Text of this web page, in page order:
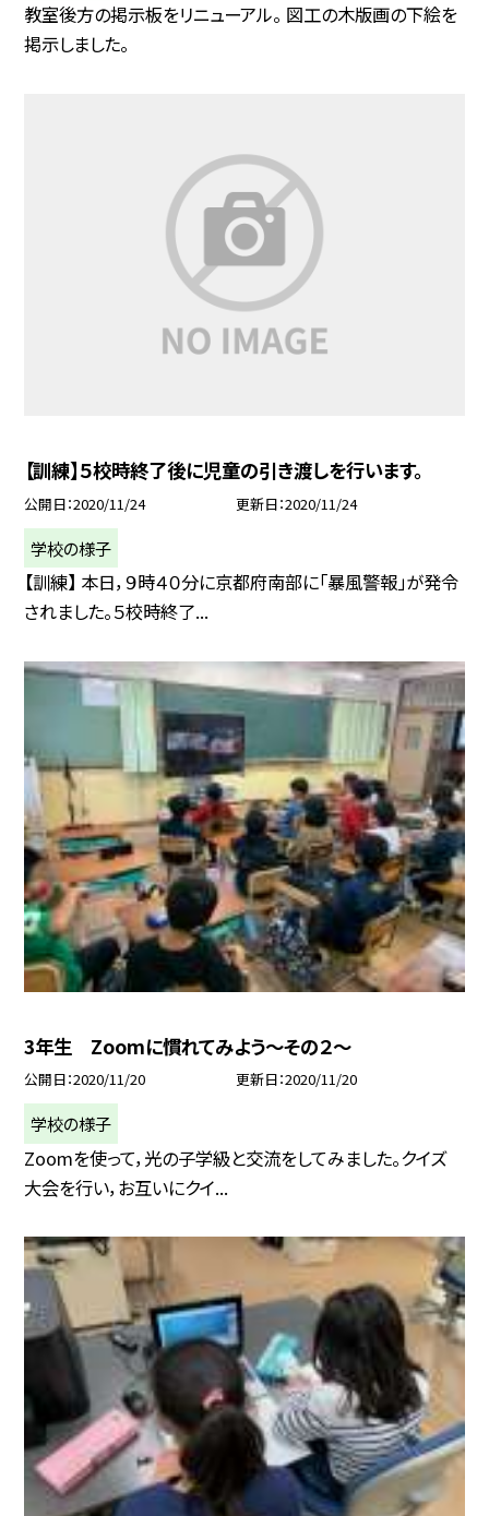
教室後方の掲示板をリニューアル。 図工の木版画の下絵を
掲示しました。
【訓練】５校時終了後に児童の引き渡しを行います。
公開日 2020/11/24 更新日 2020/11/24
学校の様子
【訓練】 本日，９時４０分に京都府南部に「暴風警報」が発令
されました。５校時終了...
3年生 Zoomに慣れてみよう〜その２〜
公開日 2020/11/20 更新日 2020/11/20
学校の様子
Zoomを使って，光の子学級と交流をしてみました。クイズ
大会を行い，お互いにクイ...